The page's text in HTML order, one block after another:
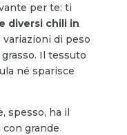
per te: ti
diversi chili in
di peso
Il tessuto
né sparisce
spesso, ha il
grande